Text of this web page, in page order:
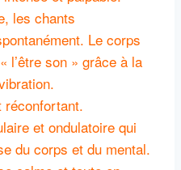
les chants
Le corps
l’être son » grâce à la
réconfortant.
et ondulatoire qui
du corps et du mental.